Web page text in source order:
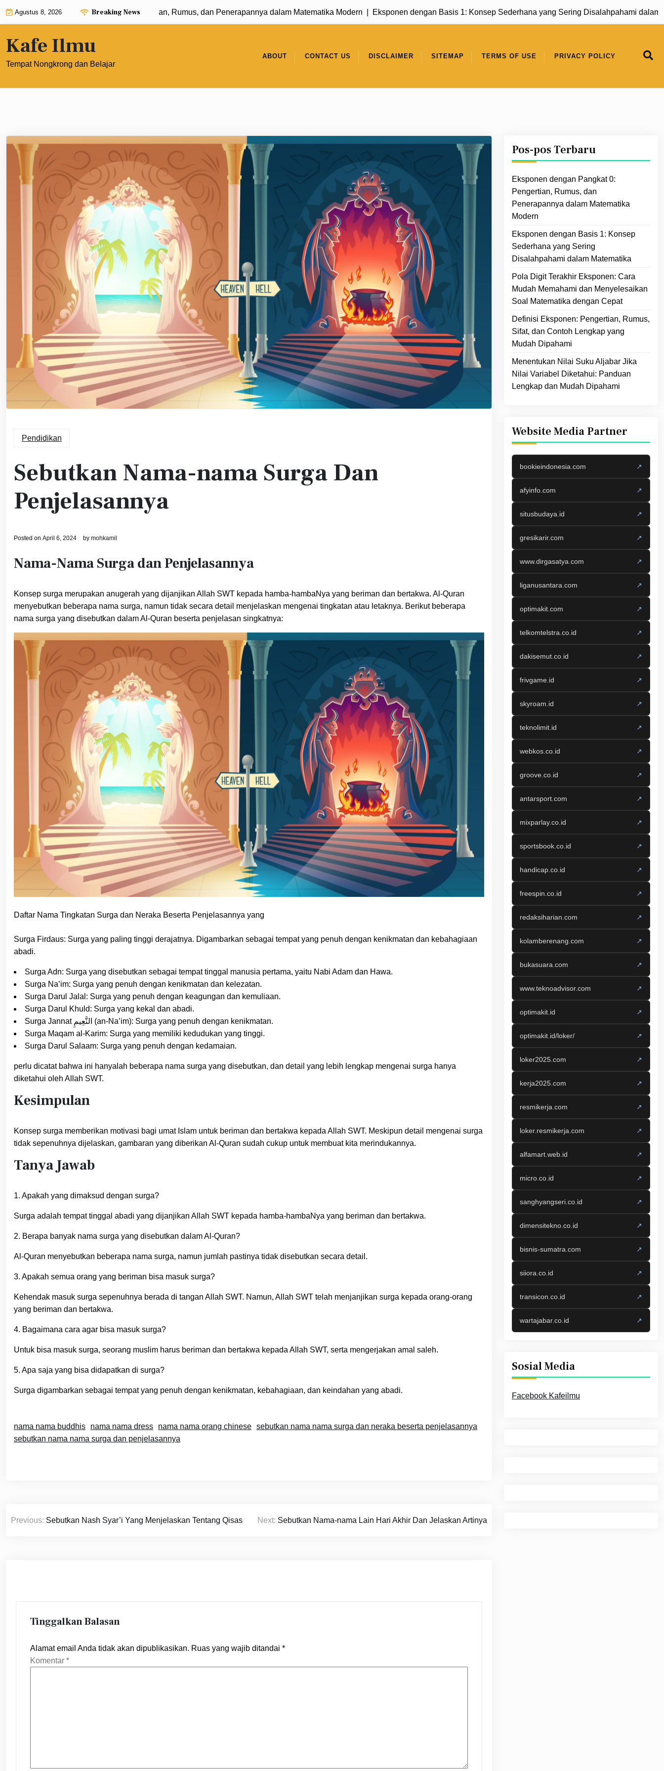
Agustus 8, 2026 Breaking News
dengan Pangkat 0: Pengertian, Rumus, dan Penerapannya dalam Matematika Modern | Eksponen dengan Basis 1: Konsep Sederhana yang Sering Disalahpahami dalam
Kafe Ilmu
Tempat Nongkrong dan Belajar
ABOUT CONTACT US DISCLAIMER SITEMAP TERMS OF USE PRIVACY POLICY
Pendidikan
Sebutkan Nama-nama Surga Dan
Penjelasannya
Posted on April 6, 2024 by mohkamil
Nama-Nama Surga dan Penjelasannya
Konsep surga merupakan anugerah yang dijanjikan Allah SWT kepada hamba-hambaNya yang beriman dan bertakwa. Al-Quran
menyebutkan beberapa nama surga, namun tidak secara detail menjelaskan mengenai tingkatan atau letaknya. Berikut beberapa
nama surga yang disebutkan dalam Al-Quran beserta penjelasan singkatnya:
Daftar Nama Tingkatan Surga dan Neraka Beserta Penjelasannya yang
Surga Firdaus: Surga yang paling tinggi derajatnya. Digambarkan sebagai tempat yang penuh dengan kenikmatan dan kebahagiaan
abadi.
Surga Adn: Surga yang disebutkan sebagai tempat tinggal manusia pertama, yaitu Nabi Adam dan Hawa.
Surga Na’im: Surga yang penuh dengan kenikmatan dan kelezatan.
Surga Darul Jalal: Surga yang penuh dengan keagungan dan kemuliaan.
Surga Darul Khuld: Surga yang kekal dan abadi.
Surga Jannat النَّعِيمِ (an-Na’im): Surga yang penuh dengan kenikmatan.
Surga Maqam al-Karim: Surga yang memiliki kedudukan yang tinggi.
Surga Darul Salaam: Surga yang penuh dengan kedamaian.
perlu dicatat bahwa ini hanyalah beberapa nama surga yang disebutkan, dan detail yang lebih lengkap mengenai surga hanya
diketahui oleh Allah SWT.
Kesimpulan
Konsep surga memberikan motivasi bagi umat Islam untuk beriman dan bertakwa kepada Allah SWT. Meskipun detail mengenai surga
tidak sepenuhnya dijelaskan, gambaran yang diberikan Al-Quran sudah cukup untuk membuat kita merindukannya.
Tanya Jawab
1. Apakah yang dimaksud dengan surga?
Surga adalah tempat tinggal abadi yang dijanjikan Allah SWT kepada hamba-hambaNya yang beriman dan bertakwa.
2. Berapa banyak nama surga yang disebutkan dalam Al-Quran?
Al-Quran menyebutkan beberapa nama surga, namun jumlah pastinya tidak disebutkan secara detail.
3. Apakah semua orang yang beriman bisa masuk surga?
Kehendak masuk surga sepenuhnya berada di tangan Allah SWT. Namun, Allah SWT telah menjanjikan surga kepada orang-orang
yang beriman dan bertakwa.
4. Bagaimana cara agar bisa masuk surga?
Untuk bisa masuk surga, seorang muslim harus beriman dan bertakwa kepada Allah SWT, serta mengerjakan amal saleh.
5. Apa saja yang bisa didapatkan di surga?
Surga digambarkan sebagai tempat yang penuh dengan kenikmatan, kebahagiaan, dan keindahan yang abadi.
nama nama buddhis nama nama dress nama nama orang chinese sebutkan nama nama surga dan neraka beserta penjelasannya
sebutkan nama nama surga dan penjelasannya
pos
Previous: Sebutkan Nash Syar’i Yang Menjelaskan Tentang Qisas Next: Sebutkan Nama-nama Lain Hari Akhir Dan Jelaskan Artinya
Tinggalkan Balasan
Alamat email Anda tidak akan dipublikasikan. Ruas yang wajib ditandai *
Komentar *
Pos-pos Terbaru
Eksponen dengan Pangkat 0:
Pengertian, Rumus, dan
Penerapannya dalam Matematika
Modern
Eksponen dengan Basis 1: Konsep
Sederhana yang Sering
Disalahpahami dalam Matematika
Pola Digit Terakhir Eksponen: Cara
Mudah Memahami dan Menyelesaikan
Soal Matematika dengan Cepat
Definisi Eksponen: Pengertian, Rumus,
Sifat, dan Contoh Lengkap yang
Mudah Dipahami
Menentukan Nilai Suku Aljabar Jika
Nilai Variabel Diketahui: Panduan
Lengkap dan Mudah Dipahami
Website Media Partner
bookieindonesia.com ↗
afyinfo.com ↗
situsbudaya.id ↗
gresikarir.com ↗
www.dirgasatya.com ↗
liganusantara.com ↗
optimakit.com ↗
telkomtelstra.co.id ↗
dakisemut.co.id ↗
frivgame.id ↗
skyroam.id ↗
teknolimit.id ↗
webkos.co.id ↗
groove.co.id ↗
antarsport.com ↗
mixparlay.co.id ↗
sportsbook.co.id ↗
handicap.co.id ↗
freespin.co.id ↗
redaksiharian.com ↗
kolamberenang.com ↗
bukasuara.com ↗
www.teknoadvisor.com ↗
optimakit.id ↗
optimakit.id/loker/ ↗
loker2025.com ↗
kerja2025.com ↗
resmikerja.com ↗
loker.resmikerja.com ↗
alfamart.web.id ↗
micro.co.id ↗
sanghyangseri.co.id ↗
dimensitekno.co.id ↗
bisnis-sumatra.com ↗
siiora.co.id ↗
transicon.co.id ↗
wartajabar.co.id ↗
Sosial Media
Facebook Kafeilmu